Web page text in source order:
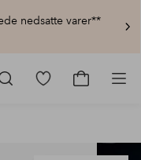
nedsatte varer**
Gå
Gå